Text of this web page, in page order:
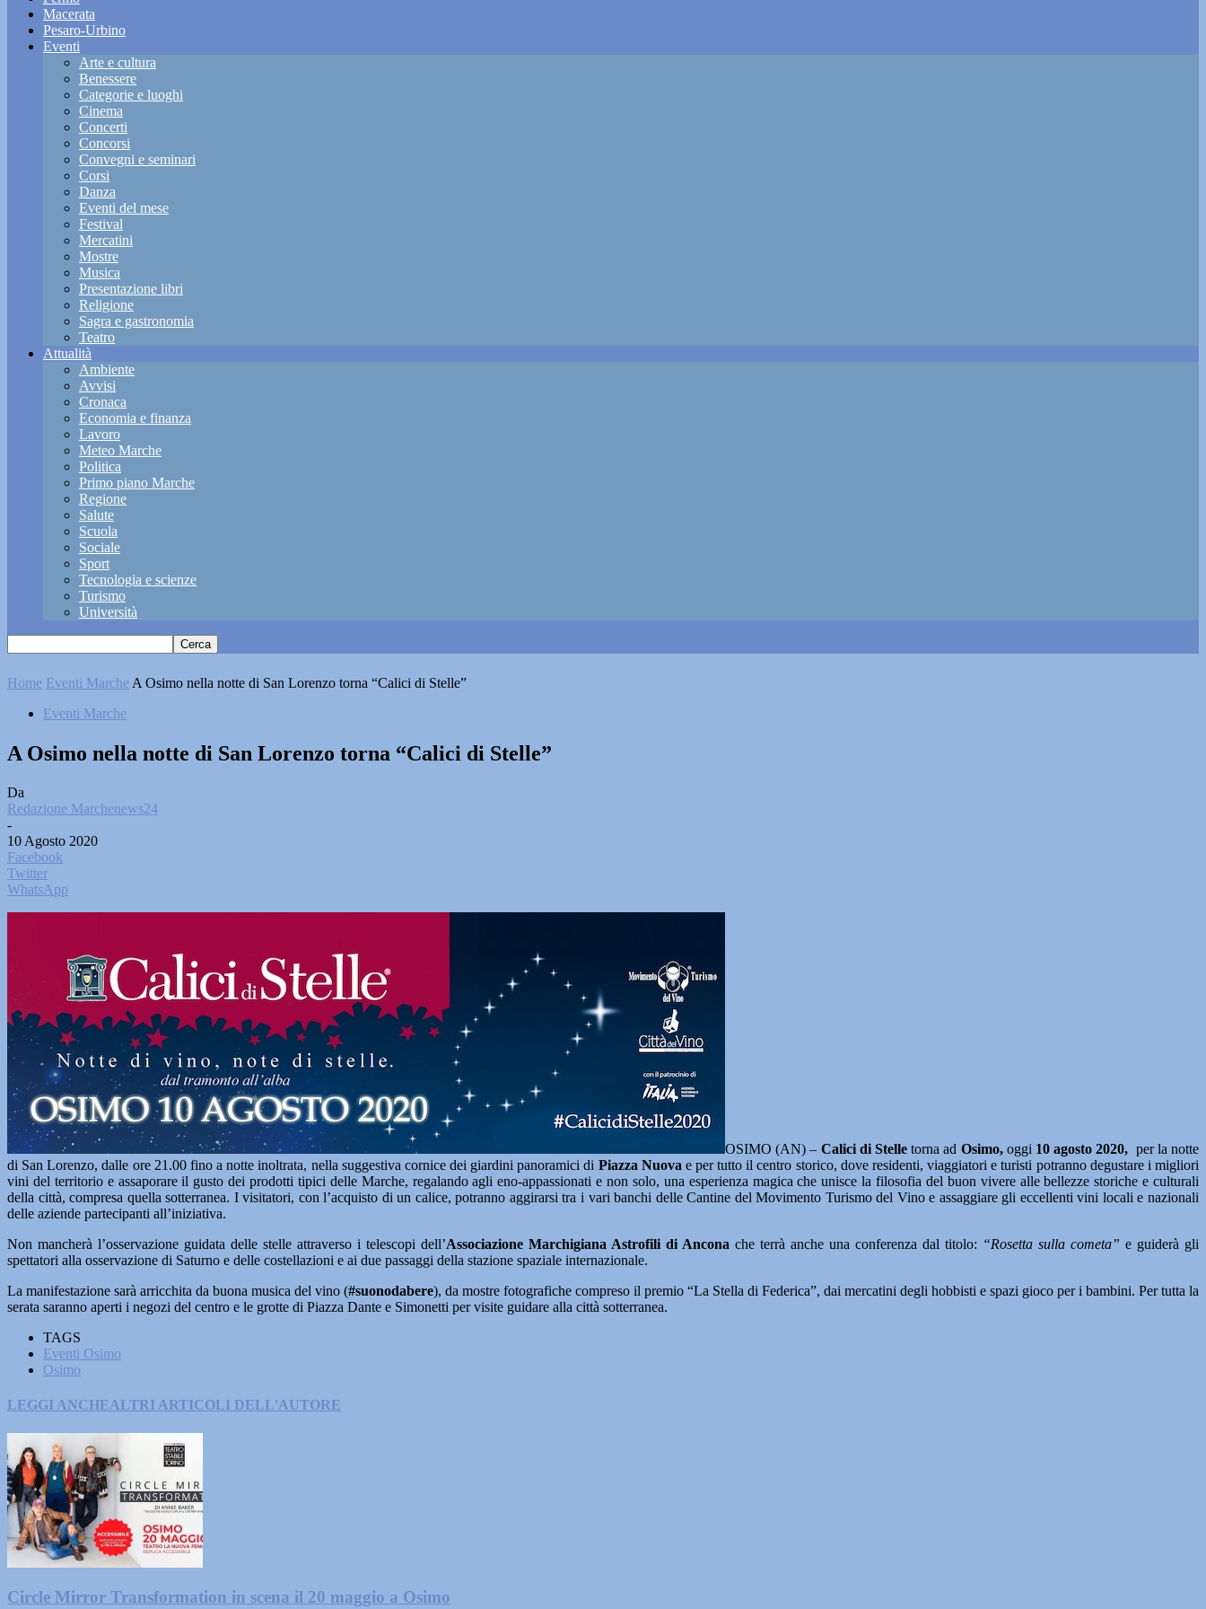
Macerata
Pesaro-Urbino
Eventi
Arte e cultura
Benessere
Categorie e luoghi
Cinema
Concerti
Concorsi
Convegni e seminari
Corsi
Danza
Eventi del mese
Festival
Mercatini
Mostre
Musica
Presentazione libri
Religione
Sagra e gastronomia
Teatro
Attualità
Ambiente
Avvisi
Cronaca
Economia e finanza
Lavoro
Meteo Marche
Politica
Primo piano Marche
Regione
Salute
Scuola
Sociale
Sport
Tecnologia e scienze
Turismo
Università
Home Eventi Marche A Osimo nella notte di San Lorenzo torna “Calici di Stelle”
Eventi Marche
A Osimo nella notte di San Lorenzo torna “Calici di Stelle”
Da
Redazione Marchenews24
-
10 Agosto 2020
Facebook
Twitter
WhatsApp
OSIMO (AN) – Calici di Stelletorna ad Osimo, oggi 10 agosto 2020, per la notte
di San Lorenzo, dalle ore 21.00 fino a notte inoltrata, nella suggestiva cornice dei giardini panoramici di Piazza Nuova e per tutto il centro storico, dove residenti, viaggiatori e turisti potranno degustare i migliori
vini del territorio e assaporare il gusto dei prodotti tipici delle Marche, regalando agli eno-appassionati e non solo, una esperienza magica che unisce la filosofia del buon vivere alle bellezze storiche e culturali
della città, compresa quella sotterranea. I visitatori, con l’acquisto di un calice, potranno aggirarsi tra i vari banchi delle Cantine del Movimento Turismo del Vino e assaggiare gli eccellenti vini locali e nazionali
delle aziende partecipanti all’iniziativa.
Non mancherà l’osservazione guidata delle stelle attraverso i telescopi dell’Associazione Marchigiana Astrofili di Ancona che terrà anche una conferenza dal titolo: “Rosetta sulla cometa” e guiderà gli
spettatori alla osservazione di Saturno e delle costellazioni e ai due passaggi della stazione spaziale internazionale.
La manifestazione sarà arricchita da buona musica del vino (#suonodabere), da mostre fotografiche compreso il premio “La Stella di Federica”, dai mercatini degli hobbisti e spazi gioco per i bambini. Per tutta la
serata saranno aperti i negozi del centro e le grotte di Piazza Dante e Simonetti per visite guidare alla città sotterranea.
TAGS
Eventi Osimo
Osimo
LEGGI ANCHEALTRI ARTICOLI DELL'AUTORE
Circle Mirror Transformation in scena il 20 maggio a Osimo